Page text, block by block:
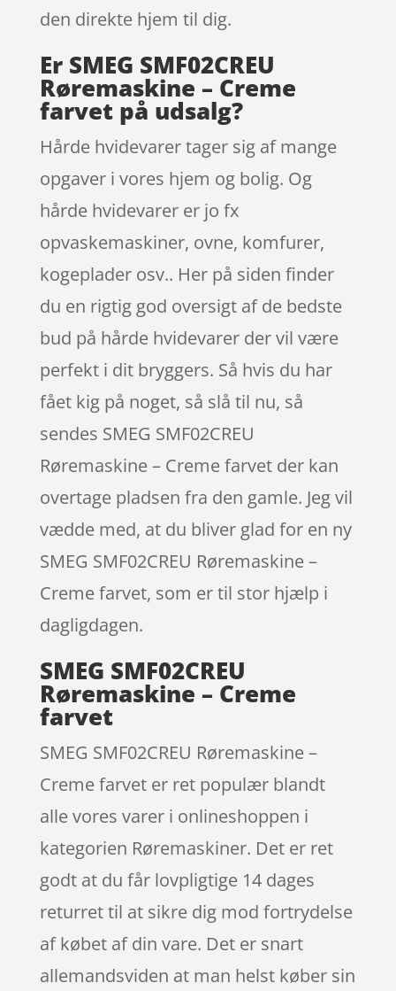
den direkte hjem til dig.
Er SMEG SMF02CREU
Røremaskine – Creme
farvet på udsalg?
Hårde hvidevarer tager sig af mange
opgaver i vores hjem og bolig. Og
hårde hvidevarer er jo fx
opvaskemaskiner, ovne, komfurer,
kogeplader osv.. Her på siden finder
du en rigtig god oversigt af de bedste
bud på hårde hvidevarer der vil være
perfekt i dit bryggers. Så hvis du har
fået kig på noget, så slå til nu, så
sendes SMEG SMF02CREU
Røremaskine – Creme farvet der kan
overtage pladsen fra den gamle. Jeg vil
vædde med, at du bliver glad for en ny
SMEG SMF02CREU Røremaskine –
Creme farvet, som er til stor hjælp i
dagligdagen.
SMEG SMF02CREU
Røremaskine – Creme
farvet
SMEG SMF02CREU Røremaskine –
Creme farvet er ret populær blandt
alle vores varer i onlineshoppen i
kategorien Røremaskiner. Det er ret
godt at du får lovpligtige 14 dages
returret til at sikre dig mod fortrydelse
af købet af din vare. Det er snart
allemandsviden at man helst køber sin